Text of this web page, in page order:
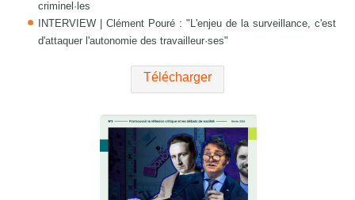
criminel·les
INTERVIEW | Clément Pouré : "L'enjeu de la surveillance, c'est
d'attaquer l'autonomie des travailleur·ses"
Télécharger